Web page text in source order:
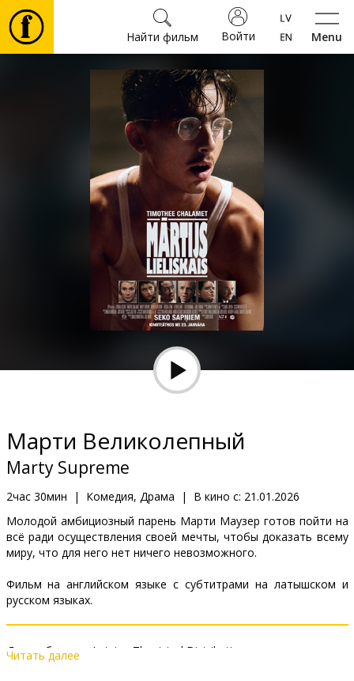
Menu
Войти
Найти фильм
Фильмы
Культура
Мероприятия
Новости
Клуб
Марти Великолепный
Marty Supreme
2час 30мин | Комедия, Драма | В кино с: 21.01.2026
Молодой амбициозный парень Марти Маузер готов пойти на
всё ради осуществления своей мечты, чтобы доказать всему
миру, что для него нет ничего невозможного.
Фильм на английском языке с субтитрами на латышском и
русском языках.
Дистрибьютор:
Latvian Theatrical Distribution
Читать далее